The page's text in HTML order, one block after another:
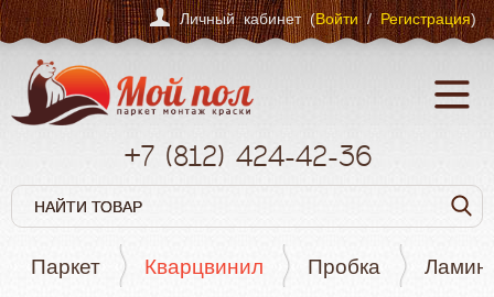
Личный кабинет (Войти/Регистрация)
+7 (812) 424-42-36
Паркет Кварцвинил Пробка